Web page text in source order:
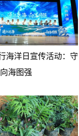
海洋日宣传活动：守
海图强